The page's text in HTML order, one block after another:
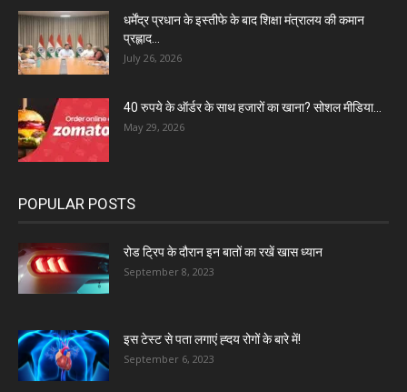
धर्मेंद्र प्रधान के इस्तीफे के बाद शिक्षा मंत्रालय की कमान
प्रह्लाद...
July 26, 2026
40 रुपये के ऑर्डर के साथ हजारों का खाना? सोशल मीडिया...
May 29, 2026
POPULAR POSTS
रोड ट्रिप के दौरान इन बातों का रखें खास ध्यान
September 8, 2023
इस टेस्ट से पता लगाएं ह्दय रोगों के बारे में!
September 6, 2023